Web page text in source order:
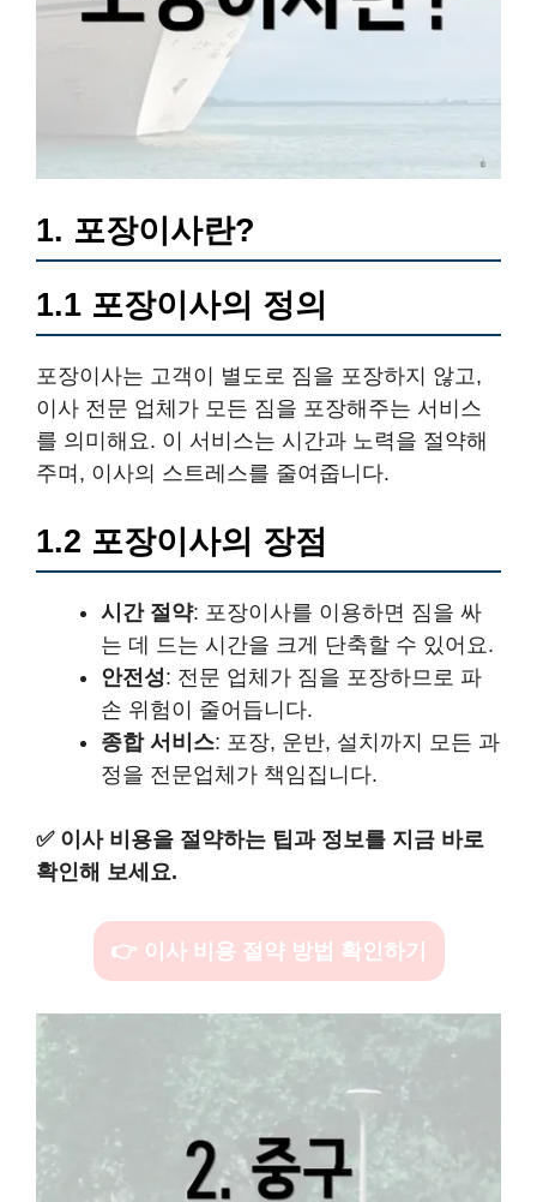
1. 포장이사란?
1.1 포장이사의 정의
포장이사는 고객이 별도로 짐을 포장하지 않고,
이사 전문 업체가 모든 짐을 포장해주는 서비스
를 의미해요. 이 서비스는 시간과 노력을 절약해
주며, 이사의 스트레스를 줄여줍니다.
1.2 포장이사의 장점
시간 절약: 포장이사를 이용하면 짐을 싸
는 데 드는 시간을 크게 단축할 수 있어요.
안전성: 전문 업체가 짐을 포장하므로 파
손 위험이 줄어듭니다.
종합 서비스: 포장, 운반, 설치까지 모든 과
정을 전문업체가 책임집니다.
✅ 이사 비용을 절약하는 팁과 정보를 지금 바로
확인해 보세요.
👉 이사 비용 절약 방법 확인하기